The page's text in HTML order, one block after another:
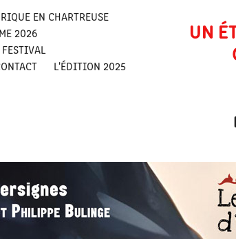
EN CHARTREUSE
2026
L'ÉDITION 2025
UN